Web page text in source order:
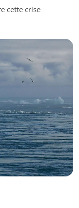
cette crise